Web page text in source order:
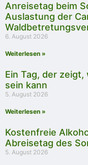
Anreisetag beim
Auslastung der
6. August 2026
Weiterlesen »
Ein Tag, der
sein kann
5. August 2026
Weiterlesen »
Kostenfreie
Abreisetag des
5. August 2026